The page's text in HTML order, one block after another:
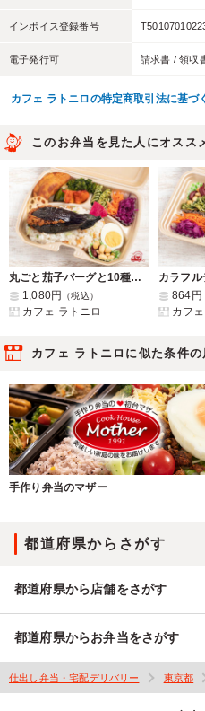
インボイス登録番号
電子発行可 請求書 / 領収
カフェ ラトニロの特定商取引法に基づ
このお弁当を見た人にオスス
丸ごと茄子バーグと10種のカラフルデリボックス
1,080円
（税込）
カフェ ラトニロ
864円
カフ
カフェ ラトニロに似た条件の
手作り弁当のマザー
都道府県からさがす
都道府県から店舗をさがす
都道府県からお弁当をさがす
仕出し弁当・宅配デリバリー 東京都